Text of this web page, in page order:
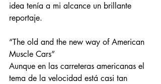
idea tenía a mi alcance un brillante
reportaje.
“The old and the new way of American
Muscle Cars”
Aunque en las carreteras americanas el
tema de la velocidad está casi tan